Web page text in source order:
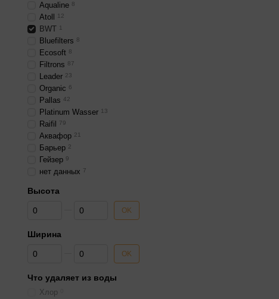
Aqualine 8
Atoll 12
BWT 1
Bluefilters 8
Ecosoft 8
Filtrons 87
Leader 23
Organic 6
Pallas 42
Platinum Wasser 13
Raifil 79
Аквафор 21
Барьер 2
Гейзер 9
нет данных 7
Высота
От Высота
До Высота OK
Ширина
От Ширина
До Ширина OK
Что удаляет из воды
Хлор